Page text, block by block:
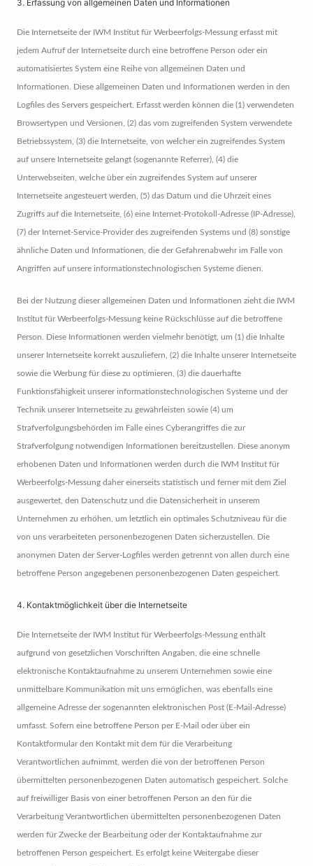
3. Erfassung von allgemeinen Daten und Informationen
Die Internetseite der IWM Institut für Werbeerfolgs-Messung erfasst mit
jedem Aufruf der Internetseite durch eine betroffene Person oder ein
automatisiertes System eine Reihe von allgemeinen Daten und
Informationen. Diese allgemeinen Daten und Informationen werden in den
Logfiles des Servers gespeichert. Erfasst werden können die (1) verwendeten
Browsertypen und Versionen, (2) das vom zugreifenden System verwendete
Betriebssystem, (3) die Internetseite, von welcher ein zugreifendes System
auf unsere Internetseite gelangt (sogenannte Referrer), (4) die
Unterwebseiten, welche über ein zugreifendes System auf unserer
Internetseite angesteuert werden, (5) das Datum und die Uhrzeit eines
Zugriffs auf die Internetseite, (6) eine Internet-Protokoll-Adresse (IP-Adresse),
(7) der Internet-Service-Provider des zugreifenden Systems und (8) sonstige
ähnliche Daten und Informationen, die der Gefahrenabwehr im Falle von
Angriffen auf unsere informationstechnologischen Systeme dienen.
Bei der Nutzung dieser allgemeinen Daten und Informationen zieht die IWM
Institut für Werbeerfolgs-Messung keine Rückschlüsse auf die betroffene
Person. Diese Informationen werden vielmehr benötigt, um (1) die Inhalte
unserer Internetseite korrekt auszuliefern, (2) die Inhalte unserer Internetseite
sowie die Werbung für diese zu optimieren, (3) die dauerhafte
Funktionsfähigkeit unserer informationstechnologischen Systeme und der
Technik unserer Internetseite zu gewährleisten sowie (4) um
Strafverfolgungsbehörden im Falle eines Cyberangriffes die zur
Strafverfolgung notwendigen Informationen bereitzustellen. Diese anonym
erhobenen Daten und Informationen werden durch die IWM Institut für
Werbeerfolgs-Messung daher einerseits statistisch und ferner mit dem Ziel
ausgewertet, den Datenschutz und die Datensicherheit in unserem
Unternehmen zu erhöhen, um letztlich ein optimales Schutzniveau für die
von uns verarbeiteten personenbezogenen Daten sicherzustellen. Die
anonymen Daten der Server-Logfiles werden getrennt von allen durch eine
betroffene Person angegebenen personenbezogenen Daten gespeichert.
4. Kontaktmöglichkeit über die Internetseite
Die Internetseite der IWM Institut für Werbeerfolgs-Messung enthält
aufgrund von gesetzlichen Vorschriften Angaben, die eine schnelle
elektronische Kontaktaufnahme zu unserem Unternehmen sowie eine
unmittelbare Kommunikation mit uns ermöglichen, was ebenfalls eine
allgemeine Adresse der sogenannten elektronischen Post (E-Mail-Adresse)
umfasst. Sofern eine betroffene Person per E-Mail oder über ein
Kontaktformular den Kontakt mit dem für die Verarbeitung
Verantwortlichen aufnimmt, werden die von der betroffenen Person
übermittelten personenbezogenen Daten automatisch gespeichert. Solche
auf freiwilliger Basis von einer betroffenen Person an den für die
Verarbeitung Verantwortlichen übermittelten personenbezogenen Daten
werden für Zwecke der Bearbeitung oder der Kontaktaufnahme zur
betroffenen Person gespeichert. Es erfolgt keine Weitergabe dieser